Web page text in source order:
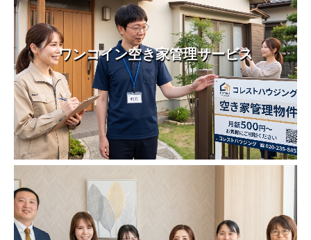
ワンコイン空き家管理サービス